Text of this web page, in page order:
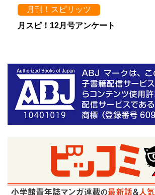
月刊！スピリッツ
月スピ！12月号アンケート